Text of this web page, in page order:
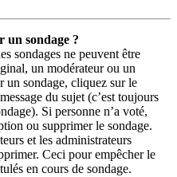
un sondage ?
sondages ne peuvent être
un modérateur ou un
un sondage, cliquez sur le
du sujet (c’est toujours
Si personne n’a voté,
ou supprimer le sondage.
et les administrateurs
Ceci pour empêcher le
en cours de sondage.